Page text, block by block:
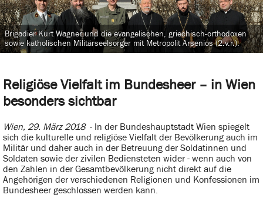
Religiöse Vielfalt im Bundesheer – in Wien
besonders sichtbar
Wien, 29. März 2018 - In der Bundeshauptstadt Wien spiegelt
sich die kulturelle und religiöse Vielfalt der Bevölkerung auch im
Militär und daher auch in der Betreuung der Soldatinnen und
Soldaten sowie der zivilen Bediensteten wider - wenn auch von
den Zahlen in der Gesamtbevölkerung nicht direkt auf die
Angehörigen der verschiedenen Religionen und Konfessionen im
Bundesheer geschlossen werden kann.
Brigadier Kurt Wagner und die evangelischen, griechisch-orthodoxen
sowie katholischen Militärseelsorger mit Metropolit Arsenios (2.v.r.).